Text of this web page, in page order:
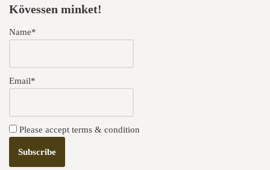
Kövessen minket!
Name*
Email*
Please accept terms & condition